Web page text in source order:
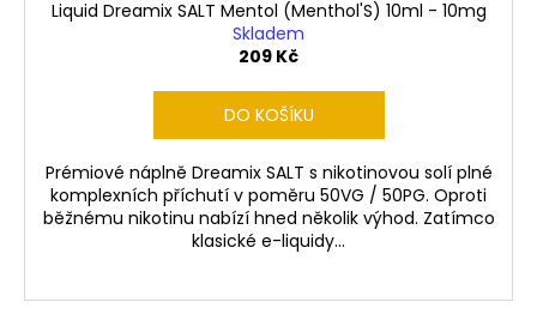
Liquid Dreamix SALT Mentol (Menthol'S) 10ml - 10mg
Skladem
209 Kč
DO KOŠÍKU
Prémiové náplně Dreamix SALT s nikotinovou solí plné
komplexních příchutí v poměru 50VG / 50PG. Oproti
běžnému nikotinu nabízí hned několik výhod. Zatímco
klasické e-liquidy...